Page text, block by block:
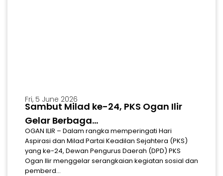
Fri, 5 June 2026
Sambut Milad ke-24, PKS Ogan Ilir
Gelar Berbaga...
OGAN ILIR – Dalam rangka memperingati Hari
Aspirasi dan Milad Partai Keadilan Sejahtera (PKS)
yang ke-24, Dewan Pengurus Daerah (DPD) PKS
Ogan Ilir menggelar serangkaian kegiatan sosial dan
pemberd...